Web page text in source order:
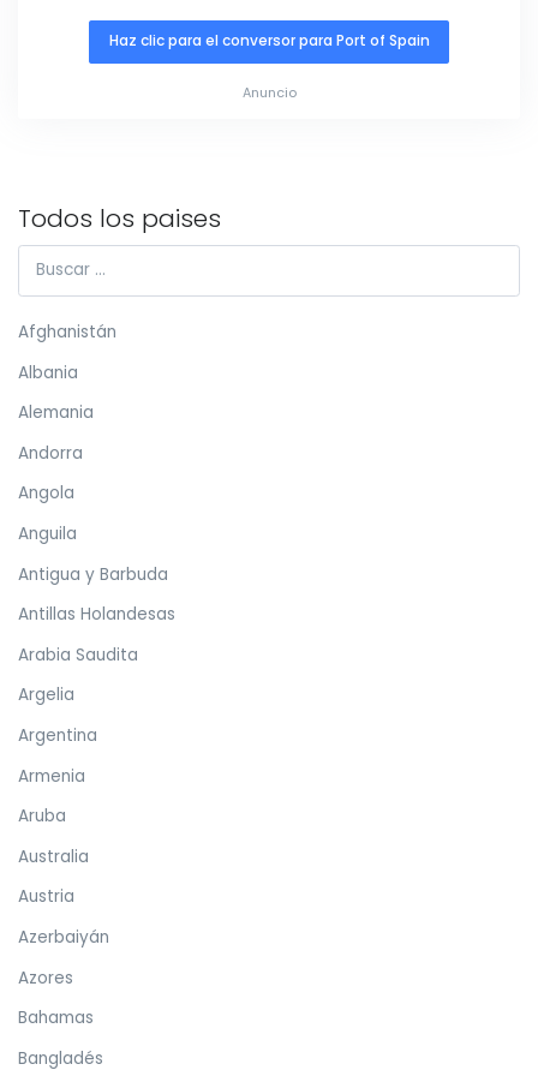
Haz clic para el conversor para Port of Spain
Anuncio
Todos los paises
Afghanistán
Albania
Alemania
Andorra
Angola
Anguila
Antigua y Barbuda
Antillas Holandesas
Arabia Saudita
Argelia
Argentina
Armenia
Aruba
Australia
Austria
Azerbaiyán
Azores
Bahamas
Bangladés